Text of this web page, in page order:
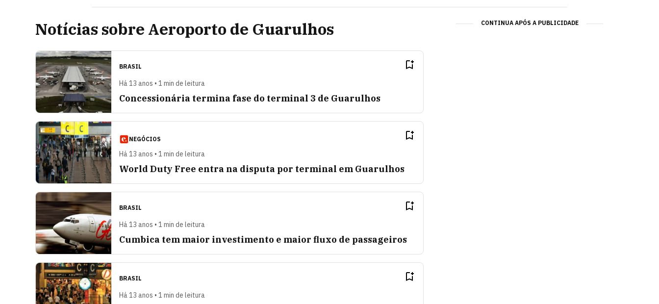
Notícias sobre Aeroporto de Guarulhos
BRASIL
Há 13 anos • 1 min de leitura
Concessionária termina fase do terminal 3 de Guarulhos
NEGÓCIOS
Há 13 anos • 1 min de leitura
World Duty Free entra na disputa por terminal em Guarulhos
BRASIL
Há 13 anos • 1 min de leitura
Cumbica tem maior investimento e maior fluxo de passageiros
BRASIL
Há 13 anos • 1 min de leitura
CONTINUA APÓS A PUBLICIDADE